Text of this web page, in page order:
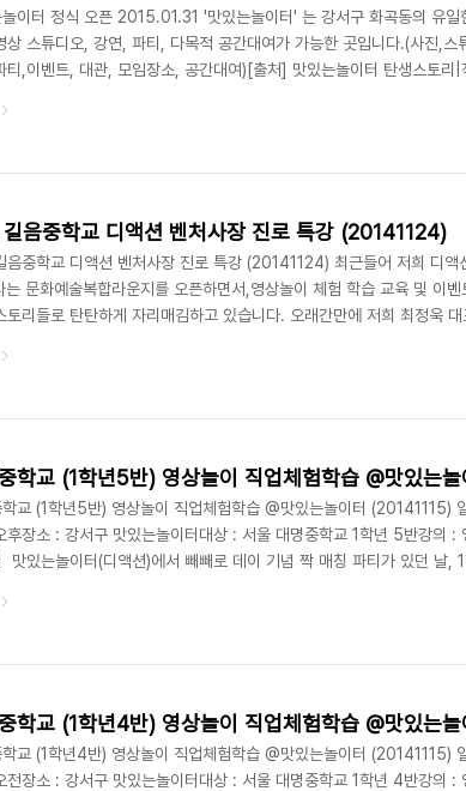
놀이터 정식 오픈 2015.01.31 '맛있는놀이터' 는 강서구 화곡동의 유일
상 스튜디오, 강연, 파티, 다목적 공간대여가 가능한 곳입니다.​(사진,스
티,이벤트, 대관, 모임장소, 공간대여)[출처] 맛있는놀이터 탄생스토리|
공간대여(문의) 070 8748 1031 / www.deliciousaction.com
음중학교 디액션 벤처사장 진로 특강 (20141124)
음중학교 디액션 벤처사장 진로 특강 (20141124) 최근들어 저희 디액
는 문화예술복합라운지를 오픈하면서,영상놀이 체험 학습 교육 및 이
토리들로 탄탄하게 자리매김하고 있습니다. 오래간만에 저희 최정욱
디액션 외부 출강 (문의)070-8748-9282 /
학교 (1학년5반) 영상놀이 직업체험학습 @맛있는
학교 (1학년5반) 영상놀이 직업체험학습 @맛있는놀이터 (20141115)
후장소 : 강서구 맛있는놀이터대상 : 서울 대명중학교 1학년 5반강의 :
맛있는놀이터(디액션)에서 빼빼로 데이 기념 짝 매칭 파티가 있던 날,
주 토요일마다 두 반씩 대명중학교 1학년 전교생을 대상으로 영상놀이
즐거웠던 대명중학교 학생들의 디액션 영상놀이 체험학습 현장 함께 ..
학교 (1학년4반) 영상놀이 직업체험학습 @맛있는
학교 (1학년4반) 영상놀이 직업체험학습 @맛있는놀이터 (20141115)
전장소 : 강서구 맛있는놀이터대상 : 서울 대명중학교 1학년 4반강의 :